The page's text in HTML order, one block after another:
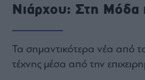
Ενέργεια
Πολιτισμός
Κοινωνία
Νιάρχου: Στη Μόδα
Τα σημαντικότερα νέα από
τέχνης μέσα από την